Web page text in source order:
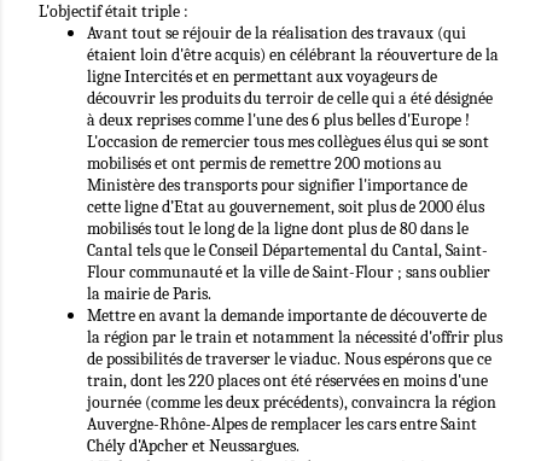
L'objectif était triple :
Avant tout se réjouir de la réalisation des travaux (qui
étaient loin d'être acquis) en célébrant la réouverture de la
ligne Intercités et en permettant aux voyageurs de
découvrir les produits du terroir de celle qui a été désignée
à deux reprises comme l'une des 6 plus belles d'Europe !
L'occasion de remercier tous mes collègues élus qui se sont
mobilisés et ont permis de remettre 200 motions au
Ministère des transports pour signifier l'importance de
cette ligne d’Etat au gouvernement, soit plus de 2000 élus
mobilisés tout le long de la ligne dont plus de 80 dans le
Cantal tels que le Conseil Départemental du Cantal, Saint-
Flour communauté et la ville de Saint-Flour ; sans oublier
la mairie de Paris.
Mettre en avant la demande importante de découverte de
la région par le train et notamment la nécessité d'offrir plus
de possibilités de traverser le viaduc. Nous espérons que ce
train, dont les 220 places ont été réservées en moins d'une
journée (comme les deux précédents), convaincra la région
Auvergne-Rhône-Alpes de remplacer les cars entre Saint
Chély d'Apcher et Neussargues.